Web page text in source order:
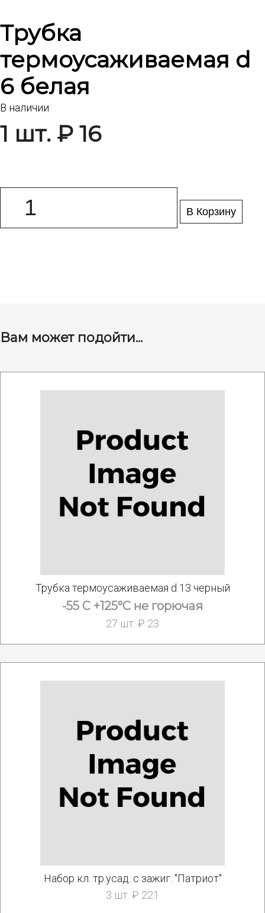
Трубка
термоусаживаемая d
6 белая
В наличии
1 шт. ₽ 16
В Корзину
Вам может подойти...
Трубка термоусаживаемая d 13 черный
-55 С +125°С не горючая
27 шт. ₽ 23
Набор кл. тр.уcад. с зажиг. "Патриот"
3 шт. ₽ 221